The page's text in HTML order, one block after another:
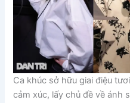
Ca khúc sở hữu giai điệu
cảm xúc, lấy chủ đề về ánh